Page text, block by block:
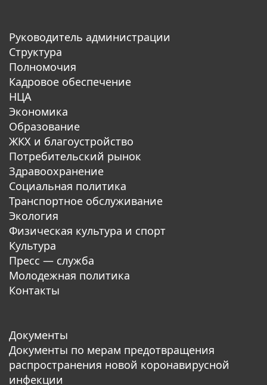
Руководитель администрации
Структура
Полномочия
Кадровое обеспечение
НЦА
Экономика
Образование
ЖКХ и благоустройство
Потребительский рынок
Здравоохранение
Социальная политика
Транспортное обслуживание
Экология
Физическая культура и спорт
Культура
Пресс — служба
Молодежная политика
Контакты
Документы
Документы по мерам предотвращения
распространения новой коронавирусной
инфекции